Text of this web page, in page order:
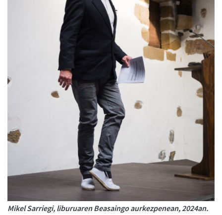
Mikel Sarriegi, liburuaren Beasaingo aurkezpenean, 2024an.